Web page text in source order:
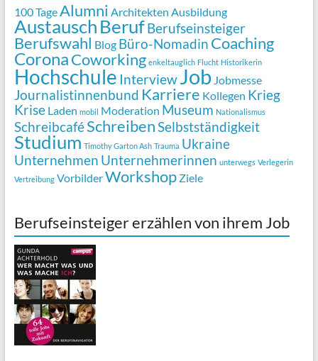
100 TageAlumni Architekten Ausbildung
AustauschBerufBerufseinsteiger
Berufswahl Blog Büro-Nomadin Coaching
CoronaCoworking enkeltauglich Flucht Historikerin
Hochschule InterviewJob Jobmesse
Journalistinnenbund Karriere Kollegen Krieg
Krise Laden mobil Moderation Museum Nationalismus
SchreibcaféSchreibenSelbstständigkeit
Studium Timothy Garton Ash Trauma Ukraine
Unternehmen Unternehmerinnen unterwegs Verlegerin
Vertreibung VorbilderWorkshop Ziele
Berufseinsteiger erzählen von ihrem Job